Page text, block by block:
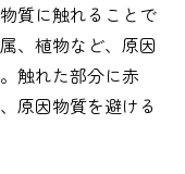
質に触れることで
、植物など、原因
触れた部分に赤
原因物質を避ける